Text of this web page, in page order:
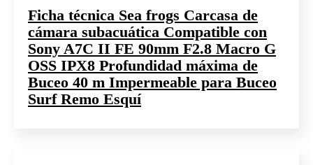
Ficha técnica Sea frogs Carcasa de
cámara subacuática Compatible con
Sony A7C II FE 90mm F2.8 Macro G
OSS IPX8 Profundidad máxima de
Buceo 40 m Impermeable para Buceo
Surf Remo Esquí